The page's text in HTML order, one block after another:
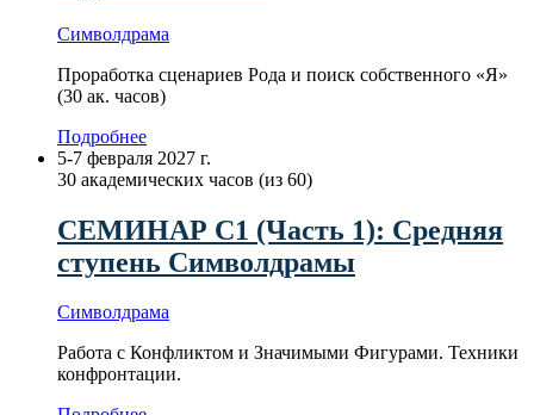
Символдрама
Проработка сценариев Рода и поиск собственного «Я»
(30 ак. часов)
Подробнее
5-7 февраля 2027 г.
30 академических часов (из 60)
СЕМИНАР С1 (Часть 1): Средняя
ступень Символдрамы
Символдрама
Работа с Конфликтом и Значимыми Фигурами. Техники
конфронтации.